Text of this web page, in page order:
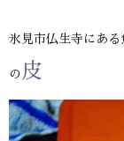
氷見市仏生寺にある
の 皮